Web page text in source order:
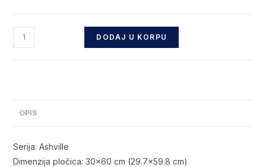
je
je:
Ashville
Beige
DODAJ U KORPU
OPIS
Serija: Ashville
Dimenzija pločica: 30×60 cm (29.7×59.8 cm)